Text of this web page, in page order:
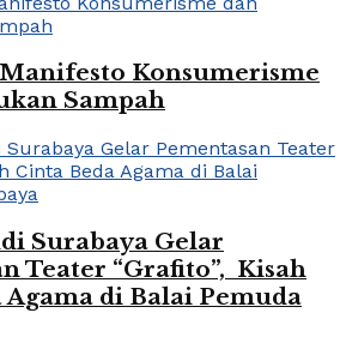
Konsumerisme
Sampah
Surabaya Gelar
Teater “Grafito”, Kisah
Agama di Balai Pemuda